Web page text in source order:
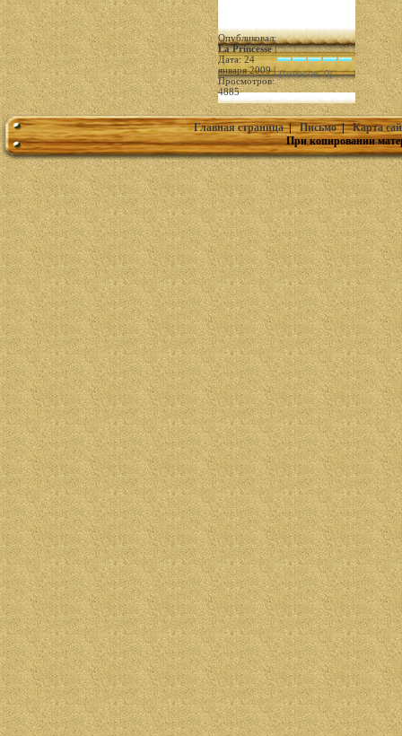
Опубликовал:
La Princesse|
Дата: 24
января 2009 |
Просмотров:
4885
(голосов: 0)
Главная страница|Письмо|Карта
При копировании